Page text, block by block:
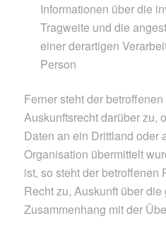
Informationen über die
Tragweite und die
einer derartigen
Person
Ferner steht der
Auskunftsrecht darüber zu,
Daten an ein Drittland oder
Organisation übermittelt
ist, so steht der betroffenen
Recht zu, Auskunft über
Zusammenhang mit der